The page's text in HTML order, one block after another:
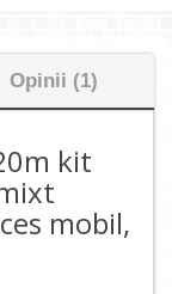
Opinii (1)
kit
mobil,